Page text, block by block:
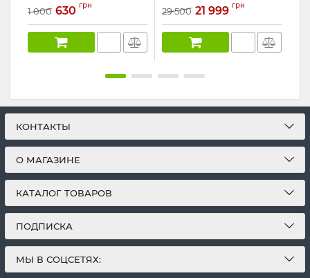
Артикул:YM-B81
1 000 630 грн
UPS), зеленая
Артикул:F1200
29 500 21 999 грн
КОНТАКТЫ
О МАГАЗИНЕ
КАТАЛОГ ТОВАРОВ
ПОДПИСКА
МЫ В СОЦСЕТЯХ: